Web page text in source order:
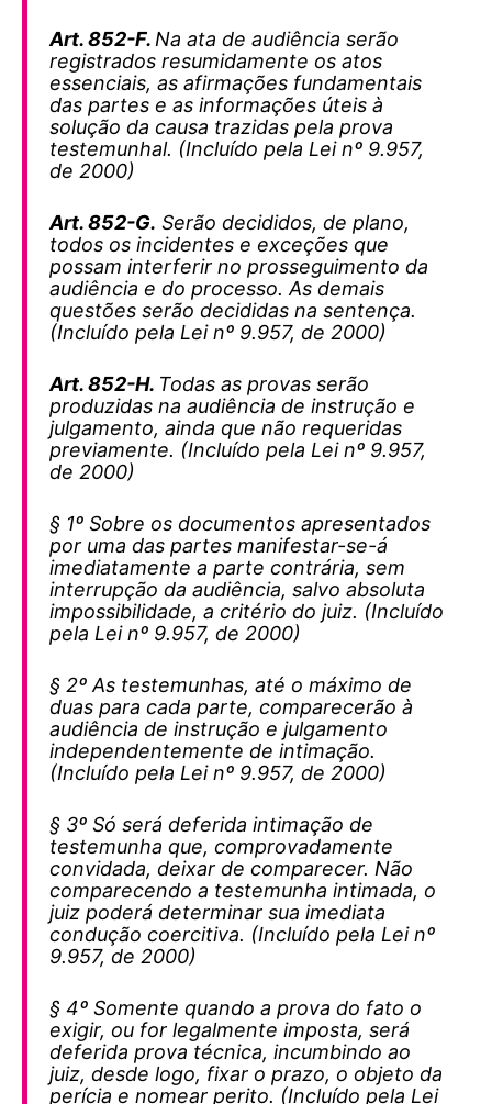
Art. 852-F. Na ata de audiência serão
registrados resumidamente os atos
essenciais, as afirmações fundamentais
das partes e as informações úteis à
solução da causa trazidas pela prova
testemunhal. (Incluído pela Lei nº 9.957,
de 2000)
Art. 852-G. Serão decididos, de plano,
todos os incidentes e exceções que
possam interferir no prosseguimento da
audiência e do processo. As demais
questões serão decididas na sentença.
(Incluído pela Lei nº 9.957, de 2000)
Art. 852-H. Todas as provas serão
produzidas na audiência de instrução e
julgamento, ainda que não requeridas
previamente. (Incluído pela Lei nº 9.957,
de 2000)
§ 1º Sobre os documentos apresentados
por uma das partes manifestar-se-á
imediatamente a parte contrária, sem
interrupção da audiência, salvo absoluta
impossibilidade, a critério do juiz. (Incluído
pela Lei nº 9.957, de 2000)
§ 2º As testemunhas, até o máximo de
duas para cada parte, comparecerão à
audiência de instrução e julgamento
independentemente de intimação.
(Incluído pela Lei nº 9.957, de 2000)
§ 3º Só será deferida intimação de
testemunha que, comprovadamente
convidada, deixar de comparecer. Não
comparecendo a testemunha intimada, o
juiz poderá determinar sua imediata
condução coercitiva. (Incluído pela Lei nº
9.957, de 2000)
§ 4º Somente quando a prova do fato o
exigir, ou for legalmente imposta, será
deferida prova técnica, incumbindo ao
juiz, desde logo, fixar o prazo, o objeto da
perícia e nomear perito. (Incluído pela Lei